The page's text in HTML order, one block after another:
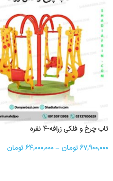
تاب چرخ و فلکی زرافه-۴ نفره
۶۷,۹۰۰,۰۰۰تومان –۶۴,۰۰۰,۰۰۰تومان